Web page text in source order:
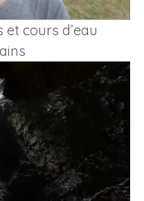
cours d’eau